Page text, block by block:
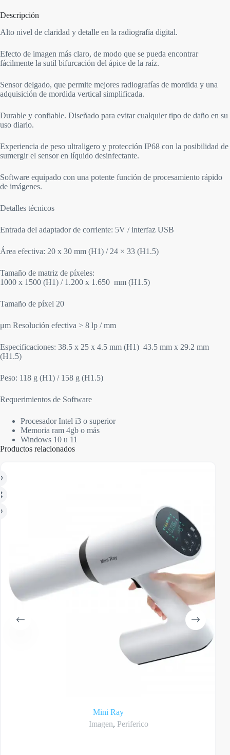
Descripción
Alto nivel de claridad y detalle en la radiografía digital.
Efecto de imagen más claro, de modo que se pueda encontrar
fácilmente la sutil bifurcación del ápice de la raíz.
Sensor delgado, que permite mejores radiografías de mordida y una
adquisición de mordida vertical simplificada.
Durable y confiable. Diseñado para evitar cualquier tipo de daño en su
uso diario.
Experiencia de peso ultraligero y protección IP68 con la posibilidad de
sumergir el sensor en líquido desinfectante.
Software equipado con una potente función de procesamiento rápido
de imágenes.
Detalles técnicos
Entrada del adaptador de corriente: 5V / interfaz USB
Área efectiva: 20 x 30 mm (H1) / 24 × 33 (H1.5)
Tamaño de matriz de píxeles:
1000 x 1500 (H1) / 1.200 x 1.650 mm (H1.5)
Tamaño de píxel 20
μm Resolución efectiva > 8 lp / mm
Especificaciones: 38.5 x 25 x 4.5 mm (H1) 43.5 mm x 29.2 mm
(H1.5)
Peso: 118 g (H1) / 158 g (H1.5)
Requerimientos de Software
Procesador Intel i3 o superior
Memoria ram 4gb o más
Windows 10 u 11
Productos relacionados
Mini Ray
Imagen, Periferico